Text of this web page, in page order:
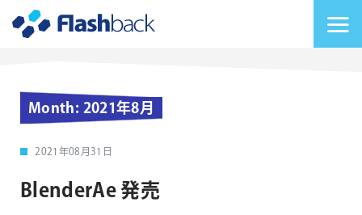
Month: 2021年8月
2021年08月31日
BlenderAe 発売